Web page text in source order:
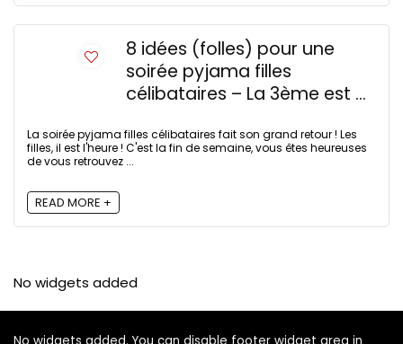
8 idées (folles) pour une
soirée pyjama filles
célibataires – La 3ème est …
La soirée pyjama filles célibataires fait son grand retour ! Les
filles, il est l'heure ! C'est la fin de semaine, vous êtes heureuses
de vous retrouvez ...
READ MORE +
No widgets added